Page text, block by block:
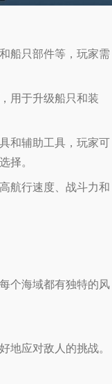
船只部件等，玩家需
用于升级船只和装
和辅助工具，玩家可
择。
航行速度、战斗力和
个海域都有独特的风
地应对敌人的挑战。